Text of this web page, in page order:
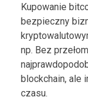
Kupowanie
bezpieczny
np. Bez
blockchain, ale
czasu.